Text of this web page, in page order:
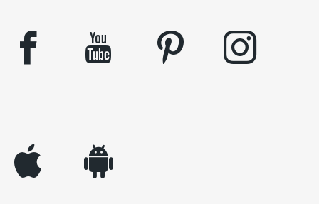
facebook youtube pinterest instagram
appleinc android